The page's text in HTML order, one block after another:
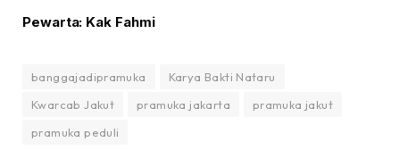
Pewarta: Kak Fahmi
banggajadipramuka
Karya Bakti Nataru
Kwarcab Jakut
pramuka jakarta
pramuka jakut
pramuka peduli